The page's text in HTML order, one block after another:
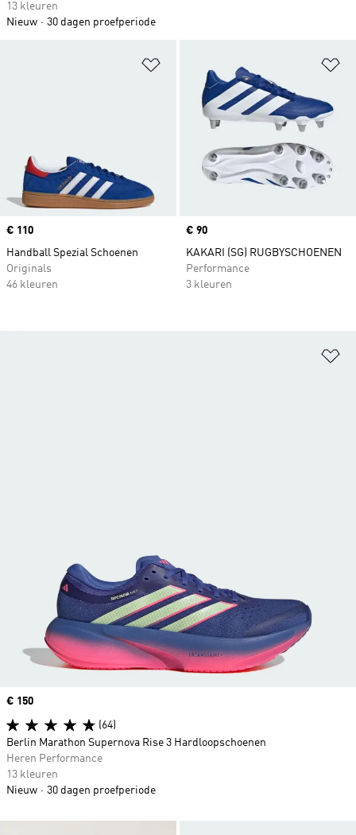
13 kleuren
Nieuw
30 dagen proefperiode
Price
€ 110
Handball Spezial Schoenen
Originals
46 kleuren
Price
€ 90
KAKARI (SG) RUGBYSCHOENEN
Performance
3 kleuren
Price
€ 150
(64)
Berlin Marathon Supernova Rise 3 Hardloopschoenen
Heren Performance
13 kleuren
Nieuw
30 dagen proefperiode